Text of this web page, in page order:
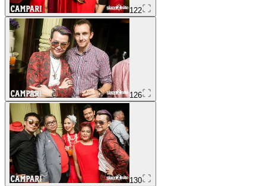
122
126
130